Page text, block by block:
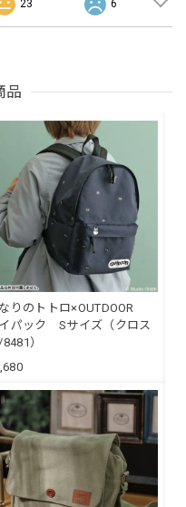
23 6
品
りのトトロ×OUTDOOR
パック Sサイズ（クロス
）